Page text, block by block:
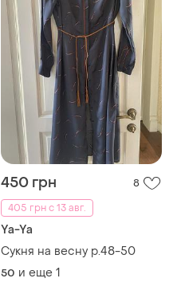
450 грн
8
405 грн с 13 авг.
Ya-Ya
Сукня на весну р.48-50
50 и еще 1